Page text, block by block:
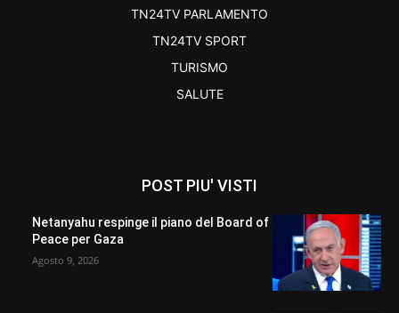
TN24TV PARLAMENTO
TN24TV SPORT
TURISMO
SALUTE
POST PIU' VISTI
Netanyahu respinge il piano del Board of
Peace per Gaza
Agosto 9, 2026